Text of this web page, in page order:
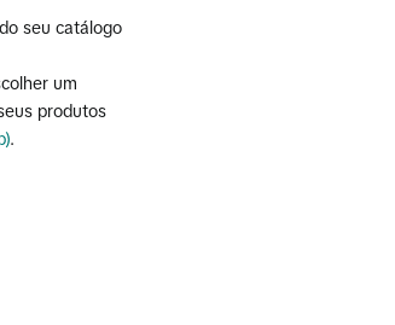
seu catálogo
um
produtos
.